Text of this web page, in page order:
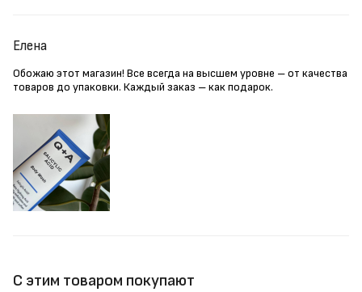
Елена
Обожаю этот магазин! Все всегда на высшем уровне – от качества
товаров до упаковки. Каждый заказ – как подарок.
С этим товаром покупают